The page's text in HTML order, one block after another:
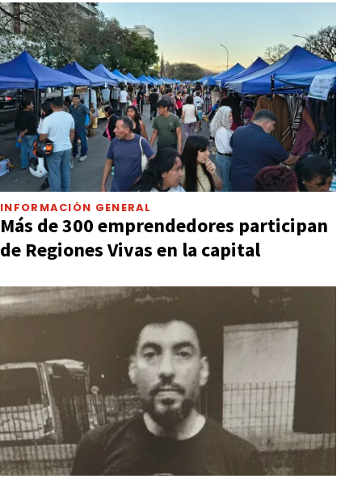
INFORMACIÓN GENERAL
Más de 300 emprendedores participan
de Regiones Vivas en la capital